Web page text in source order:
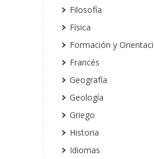
Filosofía
Física
Formación y
Francés
Geografía
Geología
Griego
Historia
Idiomas